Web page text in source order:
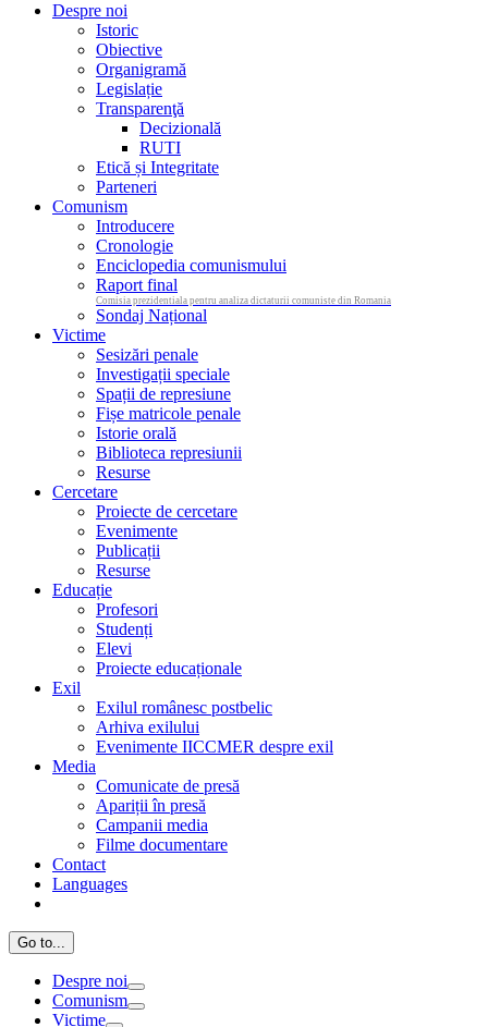
Despre noi
Istoric
Obiective
Organigramă
Legislație
Transparenţă
Decizională
RUTI
Etică și Integritate
Parteneri
Comunism
Introducere
Cronologie
Enciclopedia comunismului
Raport final
Comisia prezidentiala pentru analiza dictaturii comuniste din Romania
Sondaj Național
Victime
Sesizări penale
Investigații speciale
Spații de represiune
Fișe matricole penale
Istorie orală
Biblioteca represiunii
Resurse
Cercetare
Proiecte de cercetare
Evenimente
Publicații
Resurse
Educație
Profesori
Studenți
Elevi
Proiecte educaționale
Exil
Exilul românesc postbelic
Arhiva exilului
Evenimente IICCMER despre exil
Media
Comunicate de presă
Apariții în presă
Campanii media
Filme documentare
Contact
Languages
Go to...
Despre noi
Comunism
Victime